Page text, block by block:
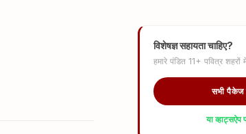
विशेषज्ञ सहायता चाहिए?
हमारे पंडित 11+ पवित्र शहरों
सभी
या व्हाट्सऐप